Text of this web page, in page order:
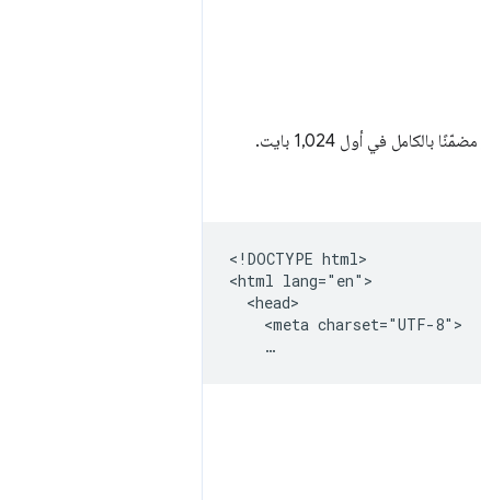
ضمن أول 1024 بايت من مستند HTML. يجب أن يكون العنصر مضمّنًا بالكامل في أول 1,024 بايت.
<!DOCTYPE html>
<html lang="en">
  <head>
    <meta charset="UTF-8">